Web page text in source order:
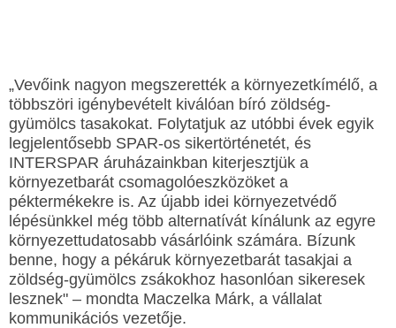
„Vevőink nagyon megszerették a környezetkímélő, a
többszöri igénybevételt kiválóan bíró zöldség-
gyümölcs tasakokat. Folytatjuk az utóbbi évek egyik
legjelentősebb SPAR-os sikertörténetét, és
INTERSPAR áruházainkban kiterjesztjük a
környezetbarát csomagolóeszközöket a
péktermékekre is. Az újabb idei környezetvédő
lépésünkkel még több alternatívát kínálunk az egyre
környezettudatosabb vásárlóink számára. Bízunk
benne, hogy a pékáruk környezetbarát tasakjai a
zöldség-gyümölcs zsákokhoz hasonlóan sikeresek
lesznek" – mondta Maczelka Márk, a vállalat
kommunikációs vezetője.